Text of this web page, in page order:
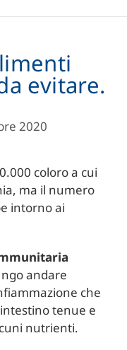
evitare.
2020
coloro a cui
ma il numero
intorno ai
andare
che
tenue e
nutrienti.